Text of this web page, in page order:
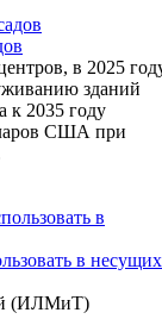
в 2025
зданий
к 2035 году
США при
в несущих
(ИЛМиТ)